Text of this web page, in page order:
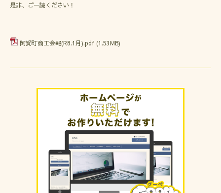
是非、ご一読ください！
阿賀町商工会報(R8.1月).pdf (1.53MB)